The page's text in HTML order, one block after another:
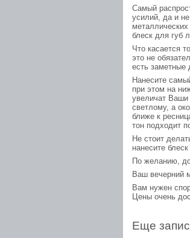
Самый
усилий, да и
блеск для губ
Что касается
это не
есть заметные
Нанесите
при этом на
увеличат Ваши
светлому, а
ближе к
тон подходит
Не стоит
нанесите
По желанию,
Ваш вечерний
Вам нужен
Цены очень
Еще